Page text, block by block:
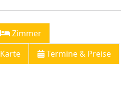
Zimmer
Karte Termine & Preise